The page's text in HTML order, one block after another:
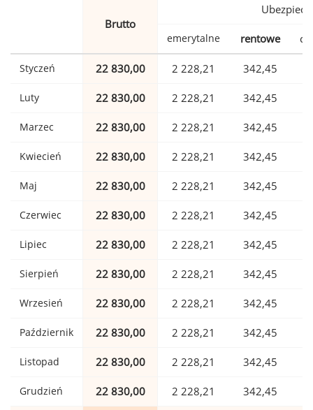
Brutto
emerytalne rentowe
Styczeń 22 830,00 2 228,21 342,45
Luty 22 830,00 2 228,21 342,45
Marzec 22 830,00 2 228,21 342,45
Kwiecień 22 830,00 2 228,21 342,45
Maj 22 830,00 2 228,21 342,45
Czerwiec 22 830,00 2 228,21 342,45
Lipiec 22 830,00 2 228,21 342,45
Sierpień 22 830,00 2 228,21 342,45
Wrzesień 22 830,00 2 228,21 342,45
Październik 22 830,00 2 228,21 342,45
Listopad 22 830,00 2 228,21 342,45
Grudzień 22 830,00 2 228,21 342,45